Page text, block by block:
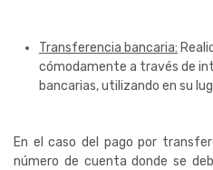
Transferencia bancaria:
cómodamente a través de
bancarias, utilizando en su
En el caso del pago por
número de cuenta donde se